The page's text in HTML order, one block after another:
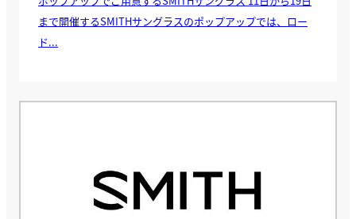
まで開催するSMITHサングラスのポップアップでは、ロー
ド...